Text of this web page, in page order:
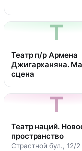
Т
Театр п/р Армена
Джигарханяна.
сцена
Т
Театр наций.
пространство
Страстной бул., 12/2